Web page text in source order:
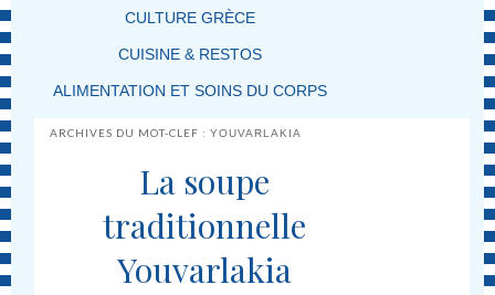
CULTURE GRÈCE
CUISINE & RESTOS
ALIMENTATION ET SOINS DU CORPS
ARCHIVES DU MOT-CLEF :YOUVARLAKIA
La soupe
traditionnelle
Youvarlakia